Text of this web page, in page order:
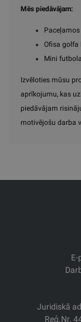
Mēs piedāvājam:
Ofisa golfa
Mini
Izvēloties mūsu
aprīkojumu, kas
piedāvājam
motivējošu darba
Juridiskā
Reģ.Nr.